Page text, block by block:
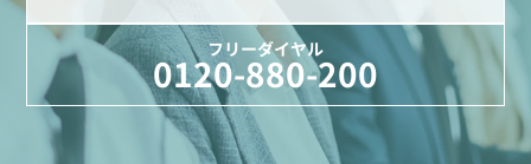
フリーダイヤル
0120-880-200